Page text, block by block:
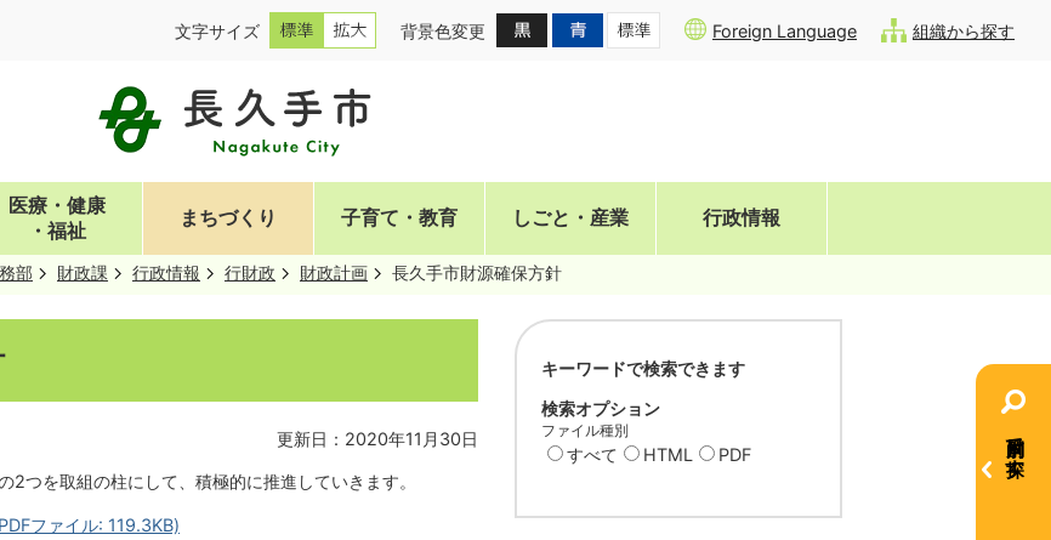
文字サイズ 背景色変更 Foreign Language 組織から探す
医療・健康
・福祉
まちづくり 子育て・教育 しごと・産業 行政情報
目的別で探す
部 財政課 行政情報 行財政 財政計画 長久手市財源確保方針
更新日：2020年11月30日
つを取組の柱にして、積極的に推進していきます。
ファイル: 119.3KB)
キーワードで検索できます
検索オプション
ファイル種別
すべて HTML PDF